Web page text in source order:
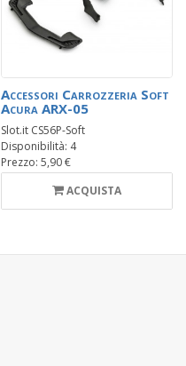
Accessori Carrozzeria Soft
Acura ARX-05
Slot.it CS56P-Soft
Disponibilità: 4
Prezzo: 5,90 €
ACQUISTA